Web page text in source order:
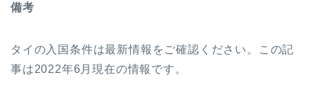
備考
タイの入国条件は最新情報をご確認ください。この記
事は2022年6月現在の情報です。